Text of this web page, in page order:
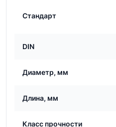
Стандарт
DIN
Диаметр, мм
Длина, мм
Класс прочности